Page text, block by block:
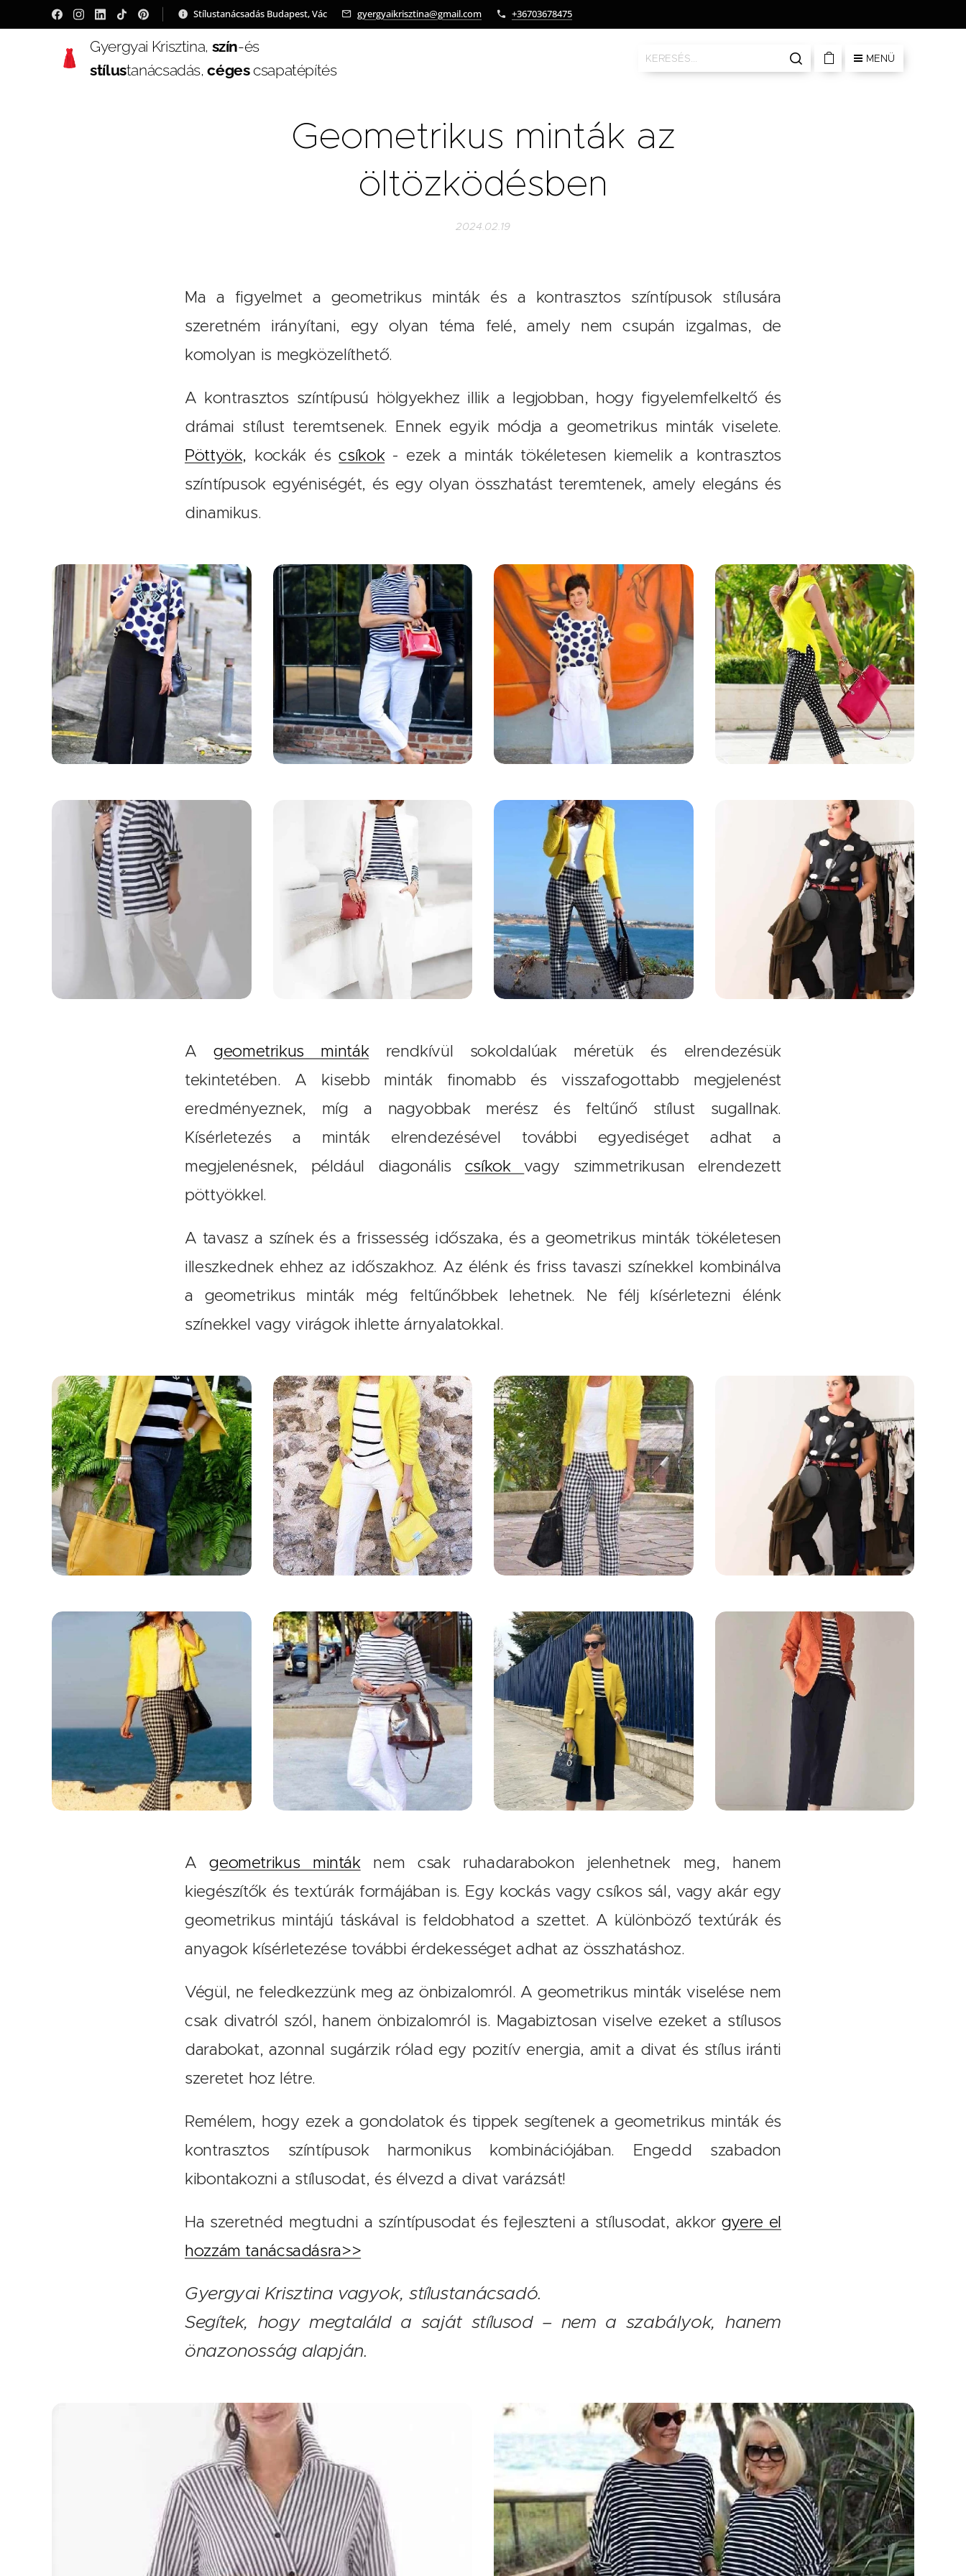
Stílustanácsadás Budapest, Vác gyergyaikrisztina@gmail.com +36703678475
Gyergyai Krisztina, szín-és
stílustanácsadás,cégescsapatépítés
MENÜ
Geometrikus minták az
öltözködésben
2024.02.19
Ma a figyelmet a geometrikus minták és a kontrasztos színtípusok stílusára
szeretném irányítani, egy olyan téma felé, amely nem csupán izgalmas, de
komolyan is megközelíthető.
A kontrasztos színtípusú hölgyekhez illik a legjobban, hogy figyelemfelkeltő és
drámai stílust teremtsenek. Ennek egyik módja a geometrikus minták viselete.
Pöttyök, kockák éscsíkok- ezek a minták tökéletesen kiemelik a kontrasztos
színtípusok egyéniségét, és egy olyan összhatást teremtenek, amely elegáns és
dinamikus.
Ageometrikus mintákrendkívül sokoldalúak méretük és elrendezésük
tekintetében. A kisebb minták finomabb és visszafogottabb megjelenést
eredményeznek, míg a nagyobbak merész és feltűnő stílust sugallnak.
Kísérletezés a minták elrendezésével további egyediséget adhat a
megjelenésnek, például diagonális csíkokvagy szimmetrikusan elrendezett
pöttyökkel.
A tavasz a színek és a frissesség időszaka, és a geometrikus minták tökéletesen
illeszkednek ehhez az időszakhoz. Az élénk és friss tavaszi színekkel kombinálva
a geometrikus minták még feltűnőbbek lehetnek. Ne félj kísérletezni élénk
színekkel vagy virágok ihlette árnyalatokkal.
Ageometrikus mintáknem csak ruhadarabokon jelenhetnek meg, hanem
kiegészítők és textúrák formájában is. Egy kockás vagy csíkos sál, vagy akár egy
geometrikus mintájú táskával is feldobhatod a szettet. A különböző textúrák és
anyagok kísérletezése további érdekességet adhat az összhatáshoz.
Végül, ne feledkezzünk meg az önbizalomról. A geometrikus minták viselése nem
csak divatról szól, hanem önbizalomról is. Magabiztosan viselve ezeket a stílusos
darabokat, azonnal sugárzik rólad egy pozitív energia, amit a divat és stílus iránti
szeretet hoz létre.
Remélem, hogy ezek a gondolatok és tippek segítenek a geometrikus minták és
kontrasztos színtípusok harmonikus kombinációjában. Engedd szabadon
kibontakozni a stílusodat, és élvezd a divat varázsát!
Ha szeretnéd megtudni a színtípusodat és fejleszteni a stílusodat, akkor gyere el
hozzám tanácsadásra>>
Gyergyai Krisztina vagyok, stílustanácsadó.
Segítek, hogy megtaláld a saját stílusod – nem a szabályok, hanem
önazonosság alapján.